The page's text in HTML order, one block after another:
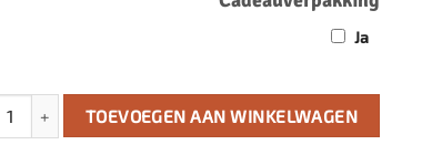
Ja
Monchhichi Meisje + Mini Monchhichi aantal
TOEVOEGEN AAN WINKELWAGEN